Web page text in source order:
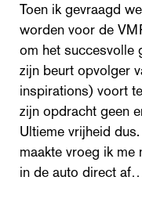
Toen ik gevraagd
worden voor de
om het succesvolle
zijn beurt opvolger
inspirations) voort
zijn opdracht geen
Ultieme vrijheid
maakte vroeg ik
in de auto direct